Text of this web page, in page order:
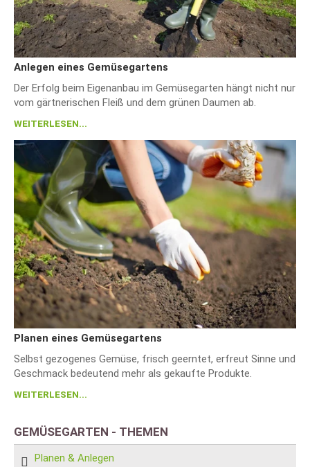
Anlegen eines Gemüsegartens
Der Erfolg beim Eigenanbau im Gemüsegarten hängt nicht nur
vom gärtnerischen Fleiß und dem grünen Daumen ab.
WEITERLESEN...
Planen eines Gemüsegartens
Selbst gezogenes Gemüse, frisch geerntet, erfreut Sinne und
Geschmack bedeutend mehr als gekaufte Produkte.
WEITERLESEN...
GEMÜSEGARTEN - THEMEN
Planen & Anlegen